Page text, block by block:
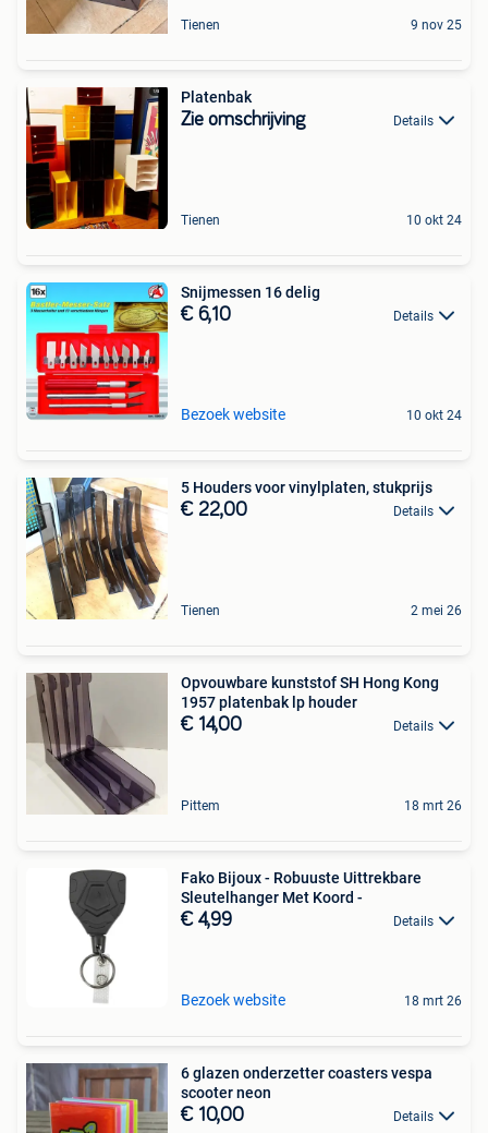
Tienen 9 nov 25
Platenbak
Zie omschrijving Details
Tienen 10 okt 24
Snijmessen 16 delig
€ 6,10 Details
Bezoek website 10 okt 24
5 Houders voor vinylplaten, stukprijs
€ 22,00 Details
Tienen 2 mei 26
Opvouwbare kunststof SH Hong Kong
1957 platenbak lp houder
€ 14,00 Details
Pittem 18 mrt 26
Fako Bijoux - Robuuste Uittrekbare
Sleutelhanger Met Koord -
€ 4,99 Details
Bezoek website 18 mrt 26
6 glazen onderzetter coasters vespa
scooter neon
€ 10,00 Details